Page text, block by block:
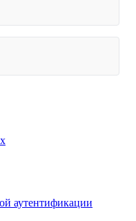
аутентификации